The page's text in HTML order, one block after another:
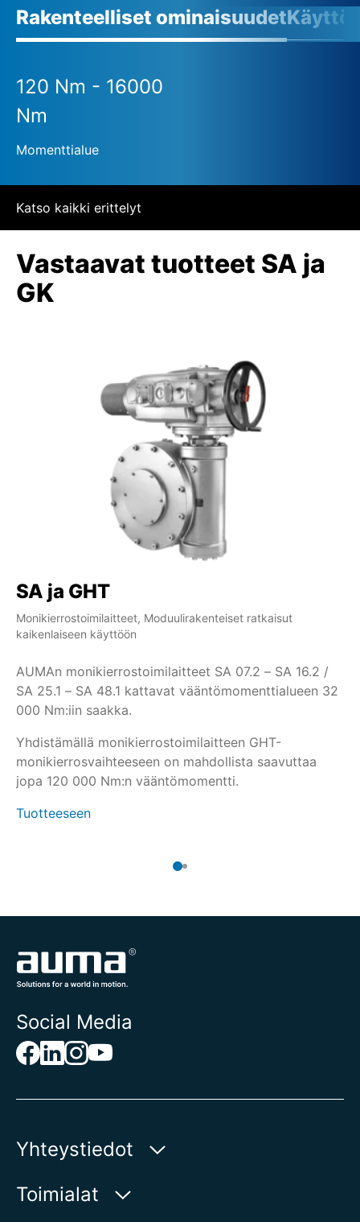
Rakenteelliset ominaisuudet
120 Nm - 16000
Nm
Momenttialue
Katso kaikki erittelyt
Vastaavat tuotteet SA ja
GK
SA ja GHT
Monikierrostoimilaitteet, Moduulirakenteiset ratkaisut
kaikenlaiseen käyttöön
AUMAn monikierrostoimilaitteet SA 07.2 – SA 16.2 /
SA 25.1 – SA 48.1 kattavat vääntömomenttialueen 32
000 Nm:iin saakka.
Yhdistämällä monikierrostoimilaitteen GHT-
monikierrosvaihteeseen on mahdollista saavuttaa
jopa 120 000 Nm:n vääntömomentti.
Tuotteeseen
Social Media
Yhteystiedot
AUMA Riester
Toimialat